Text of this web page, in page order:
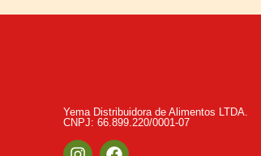
Yema Distribuidora de Alimentos LTDA.
CNPJ: 66.899.220/0001-07